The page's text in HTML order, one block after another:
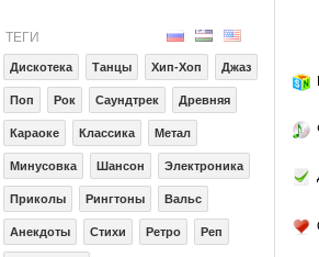
ТЕГИ
Дискотека Танцы Хип-Хоп Джаз
Поп Рок Саундтрек Древняя
Караоке Классика Метал
Минусовка Шансон Электроника
Приколы Рингтоны Вальс
Анекдоты Стихи Ретро Реп